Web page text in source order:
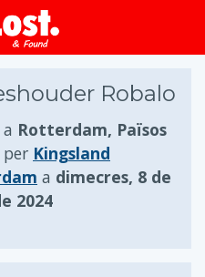
Robalo
Rotterdam, Països
per Kingsland
a dimecres, 8 de
2024